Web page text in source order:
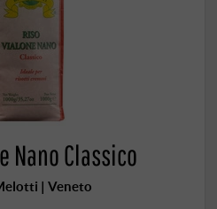
Nano Classico
| Veneto